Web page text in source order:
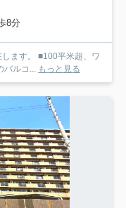
8分
ます。 ■100平米超、ワ
バルコ... もっと見る